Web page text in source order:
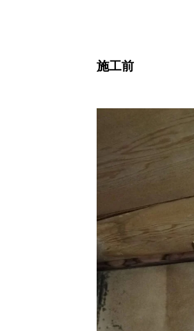
協力下請け業者募集
３つのこだわり
協力下請け業者募集
施工前